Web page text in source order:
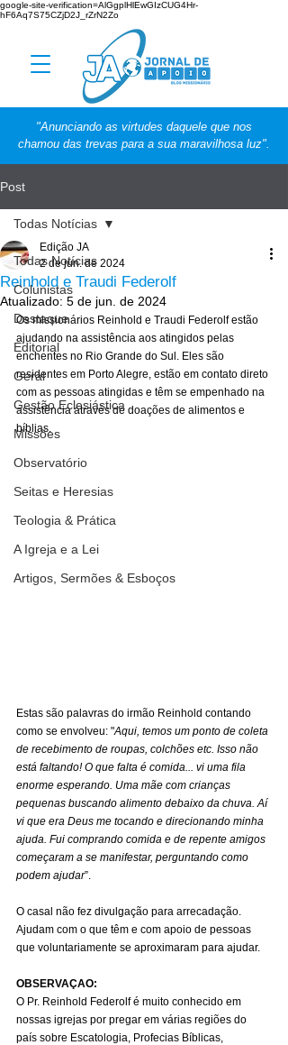
google-site-verification=AlGgplHlEwGIzCUG4Hr-
hF6Aq7S75CZjD2J_rZrN2Zo
"Anunciando as virtudes daquele que nos
chamou das trevas para a sua maravilhosa luz".
Post
Todas Notícias
Colunistas
Destaque
Editorial
Geral
Gestão Eclesiástica
Missões
Observatório
Seitas e Heresias
Teologia & Prática
A Igreja e a Lei
Artigos, Sermões & Esboços
Todas Notícias
Reinhold e Traudi Federolf
Edição JA
2 de jun. de 2024
Atualizado: 5 de jun. de 2024
Os missionários Reinhold e Traudi Federolf estão
ajudando na assistência aos atingidos pelas
enchentes no Rio Grande do Sul. Eles são
residentes em Porto Alegre, estão em contato direto
com as pessoas atingidas e têm se empenhado na
assistência através de doações de alimentos e
bíblias.
Estas são palavras do irmão Reinhold contando
como se envolveu: "Aqui, temos um ponto de coleta
de recebimento de roupas, colchões etc. Isso não
está faltando! O que falta é comida... vi uma fila
enorme esperando. Uma mãe com crianças
pequenas buscando alimento debaixo da chuva. Aí
vi que era Deus me tocando e direcionando minha
ajuda. Fui comprando comida e de repente amigos
começaram a se manifestar, perguntando como
podem ajudar”.
O casal não fez divulgação para arrecadação.
Ajudam com o que têm e com apoio de pessoas
que voluntariamente se aproximaram para ajudar.
OBSERVAÇAO:
O Pr. Reinhold Federolf é muito conhecido em
nossas igrejas por pregar em várias regiões do
país sobre Escatologia, Profecias Bíblicas,